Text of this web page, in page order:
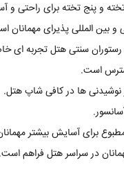
و پنج تخته برای راحتی و
و بین المللی پذیرای مهمانان
رستوران سنتی هتل تجربه ای
است.
نوشیدنی ها در کافی شاپ هتل.
برای آسایش بیشتر
در سراسر هتل فراهم است.